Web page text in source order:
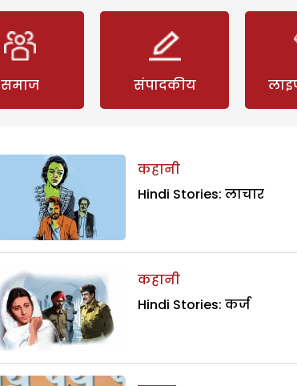
समाज संपादकीय
कहानी
Hindi Stories: लाचार
कहानी
Hindi Stories: कर्ज